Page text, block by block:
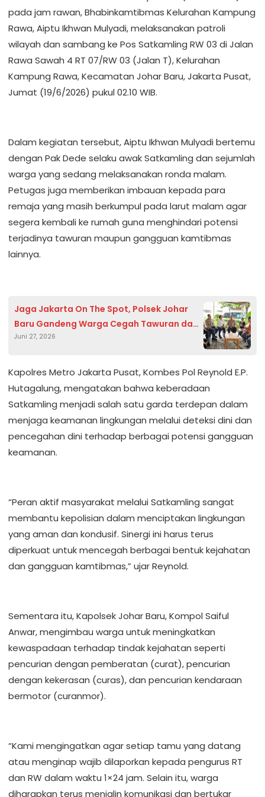
pada jam rawan, Bhabinkamtibmas Kelurahan Kampung
Rawa, Aiptu Ikhwan Mulyadi, melaksanakan patroli
wilayah dan sambang ke Pos Satkamling RW 03 di Jalan
Rawa Sawah 4 RT 07/RW 03 (Jalan T), Kelurahan
Kampung Rawa, Kecamatan Johar Baru, Jakarta Pusat,
Jumat (19/6/2026) pukul 02.10 WIB.
Dalam kegiatan tersebut, Aiptu Ikhwan Mulyadi bertemu
dengan Pak Dede selaku awak Satkamling dan sejumlah
warga yang sedang melaksanakan ronda malam.
Petugas juga memberikan imbauan kepada para
remaja yang masih berkumpul pada larut malam agar
segera kembali ke rumah guna menghindari potensi
terjadinya tawuran maupun gangguan kamtibmas
lainnya.
Jaga Jakarta On The Spot, Polsek Johar
Baru Gandeng Warga Cegah Tawuran dan
Kejahatan Jalanan
Juni 27, 2026
Kapolres Metro Jakarta Pusat, Kombes Pol Reynold E.P.
Hutagalung, mengatakan bahwa keberadaan
Satkamling menjadi salah satu garda terdepan dalam
menjaga keamanan lingkungan melalui deteksi dini dan
pencegahan dini terhadap berbagai potensi gangguan
keamanan.
“Peran aktif masyarakat melalui Satkamling sangat
membantu kepolisian dalam menciptakan lingkungan
yang aman dan kondusif. Sinergi ini harus terus
diperkuat untuk mencegah berbagai bentuk kejahatan
dan gangguan kamtibmas,” ujar Reynold.
Sementara itu, Kapolsek Johar Baru, Kompol Saiful
Anwar, mengimbau warga untuk meningkatkan
kewaspadaan terhadap tindak kejahatan seperti
pencurian dengan pemberatan (curat), pencurian
dengan kekerasan (curas), dan pencurian kendaraan
bermotor (curanmor).
“Kami mengingatkan agar setiap tamu yang datang
atau menginap wajib dilaporkan kepada pengurus RT
dan RW dalam waktu 1×24 jam. Selain itu, warga
diharapkan terus menjalin komunikasi dan bertukar